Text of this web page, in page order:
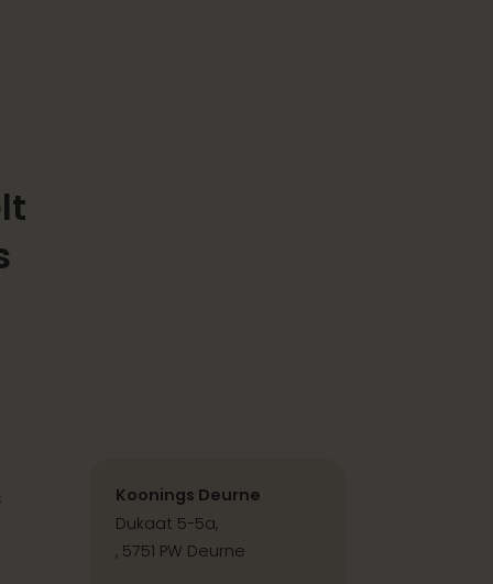
Koonings Deurne
Dukaat 5-5a,
, 5751 PW Deurne